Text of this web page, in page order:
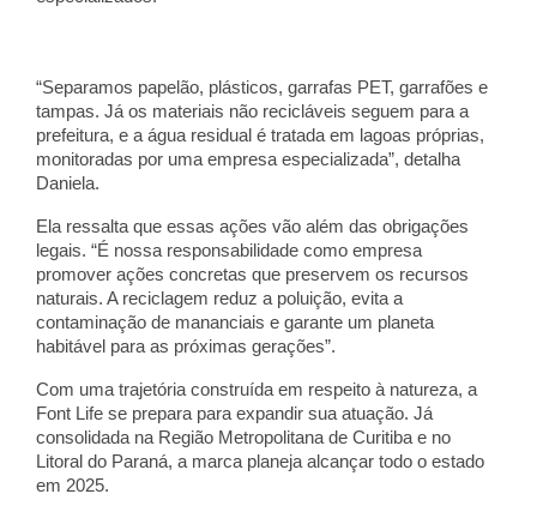
“Separamos papelão, plásticos, garrafas PET, garrafões e
tampas. Já os materiais não recicláveis seguem para a
prefeitura, e a água residual é tratada em lagoas próprias,
monitoradas por uma empresa especializada”, detalha
Daniela.
Ela ressalta que essas ações vão além das obrigações
legais. “É nossa responsabilidade como empresa
promover ações concretas que preservem os recursos
naturais. A reciclagem reduz a poluição, evita a
contaminação de mananciais e garante um planeta
habitável para as próximas gerações”.
Com uma trajetória construída em respeito à natureza, a
Font Life se prepara para expandir sua atuação. Já
consolidada na Região Metropolitana de Curitiba e no
Litoral do Paraná, a marca planeja alcançar todo o estado
em 2025.